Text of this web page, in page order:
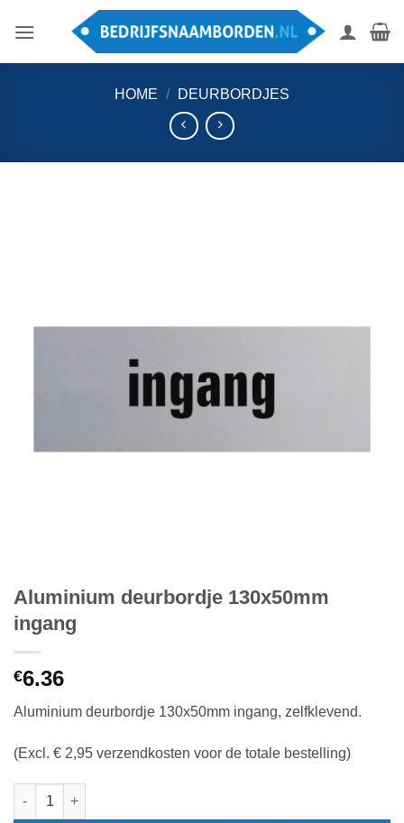
naar
HOME / DEURBORDJES
Aluminium deurbordje 130x50mm
ingang
€6.36
Aluminium deurbordje 130x50mm ingang, zelfklevend.
(Excl. € 2,95 verzendkosten voor de totale bestelling)
Aluminium deurbordje 130x50mm ingang aantal